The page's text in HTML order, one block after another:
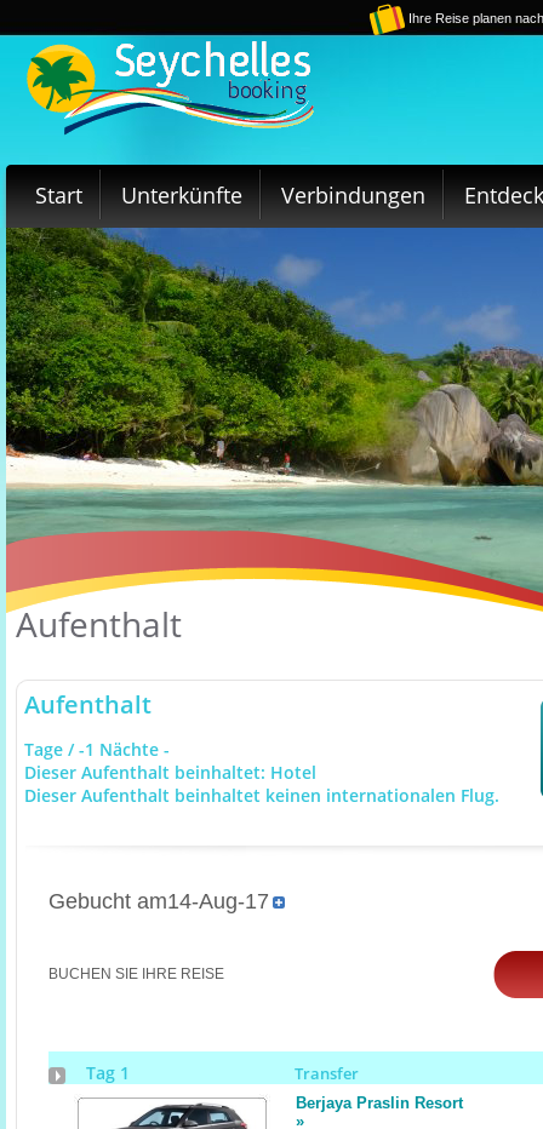
Ihre Reise planen
Start Unterkünfte Verbindungen
Aufenthalt
Aufenthalt
Tage / -1 Nächte -
Dieser Aufenthalt beinhaltet: Hotel
Dieser Aufenthalt beinhaltet keinen internationalen Flug.
Gebucht am14-Aug-17
BUCHEN SIE IHRE REISE
Tag 1 Transfer
Berjaya Praslin Resort
»